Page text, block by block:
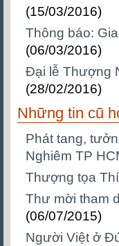
(15/03/2016)
Thông báo:
(06/03/2016)
Đại lễ Thượng
(28/02/2016)
Những tin cũ
Phát tang,
Nghiêm TP
Thượng tọa
Thư mời tham
(06/07/2015)
Người Việt ở